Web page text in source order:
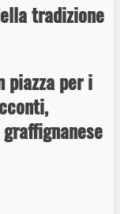
tradizione
piazza per i
trasferimento
dal 15 al 17
di Atletica a